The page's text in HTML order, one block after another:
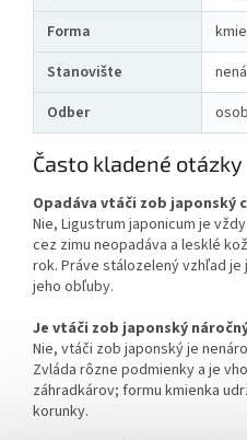
Forma
Stanovište
Odber
Často kladené otázky
Opadáva vtáči zob japonský
Nie, Ligustrum japonicum je
cez zimu neopadáva a lesklé
rok. Práve stálozelený vzhľad
jeho obľuby.
Je vtáči zob japonský
Nie, vtáči zob japonský je
Zvláda rôzne podmienky a je
záhradkárov; formu kmienka
korunky.